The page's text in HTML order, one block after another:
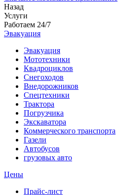
Назад
Услуги
Работаем 24/7
Эвакуация
Эвакуация
Мототехники
Квадроциклов
Снегоходов
Внедорожников
Спецтехники
Трактора
Погрузчика
Экскаватора
Коммерческого транспорта
Газели
Автобусов
грузовых авто
Цены
Прайс-лист